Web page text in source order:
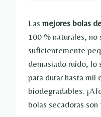
Las mejores bolas
100 % naturales,
suficientemente
demasiado ruido,
para durar hasta mil
biodegradables.
bolas secadoras